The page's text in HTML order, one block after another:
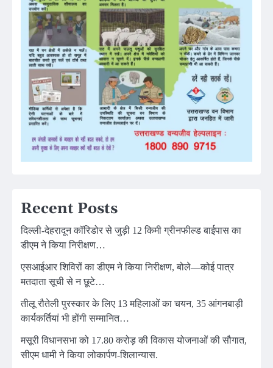
Recent Posts
दिल्ली-देहरादून कॉरिडोर से जुड़ी 12 किमी ग्रीनफील्ड बाईपास का
डीएम ने किया निरीक्षण…
एसआईआर शिविरों का डीएम ने किया निरीक्षण, बोले—कोई पात्र
मतदाता सूची से न छूटे…
तीलू रौतेली पुरस्कार के लिए 13 महिलाओं का चयन, 35 आंगनबाड़ी
कार्यकर्तियां भी होंगी सम्मानित…
मसूरी विधानसभा को 17.80 करोड़ की विकास योजनाओं की सौगात,
सीएम धामी ने किया लोकार्पण-शिलान्यास.